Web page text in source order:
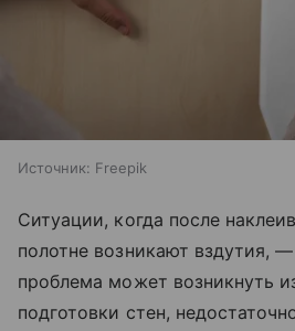
Источник: Freepik
Ситуации, когда после
полотне возникают вздутия,
проблема может возникнуть
подготовки стен,